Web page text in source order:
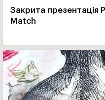
Закрита презентація
Match